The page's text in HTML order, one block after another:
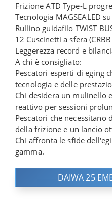
Frizione ATD Type-L
Tecnologia MAGSEALED
Rullino guidafilo TWIST
12 Cuscinetti a sfera
Leggerezza record e
A chi è consigliato:
Pescatori esperti di eging
tecnologia e delle
Chi desidera un mulinello
reattivo per sessioni
Pescatori che
della frizione e un lancio
Chi affronta le sfide
gamma.
DAIWA 25